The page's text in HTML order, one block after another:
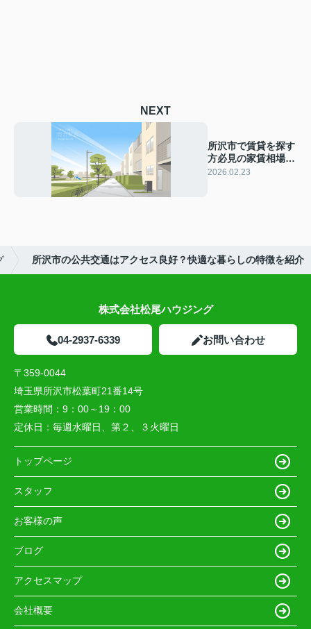
NEXT
所沢市で賃貸を探す
方必見の家賃相場
は？今の暮らしに合
2026.02.23
所沢市の公共交通はアクセス良好？快適な暮らしの特徴を紹介
株式会社松尾ハウジング
04-2937-6339 お問い合わせ
〒359-0044
埼玉県所沢市松葉町21番14号
営業時間： 9：00～19：00
定休日： 毎週水曜日、第２、３火曜日
トップページ
スタッフ
お客様の声
ブログ
アクセスマップ
会社概要